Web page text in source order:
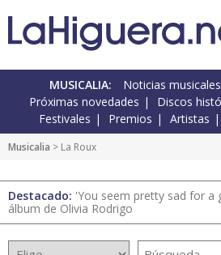
MUSICALIA: Noticias musicales
Próximas novedades
Discos
Festivales
Premios Artistas
Musicalia > La Roux
Destacado: 'You seem pretty sad for a
álbum de Olivia Rodrigo